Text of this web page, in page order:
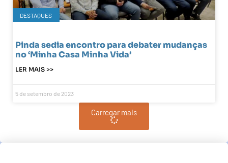
DESTAQUES
Pinda sedia encontro para debater mudanças
no ‘Minha Casa Minha Vida’
LER MAIS >>
5 de setembro de 2023
Carregar mais